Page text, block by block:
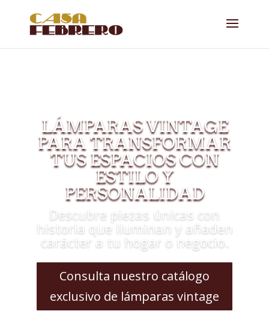
LÁMPARAS VINTAGE
PARA TRANSFORMAR
TUS ESPACIOS CON
ESTILO Y
PERSONALIDAD
Descubre piezas únicas con
historia que iluminan y añaden
carácter a tu hogar o negocio.
Consulta nuestro catálogo
exclusivo de lámparas vintage